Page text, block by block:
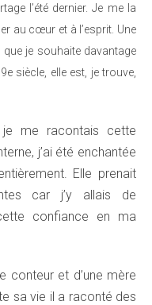
l’été dernier. Je me la
au cœur et à l’esprit. Une
je souhaite davantage
siècle, elle est, je trouve,
je me racontais cette
j’ai été enchantée
Elle prenait
car j’y allais de
confiance en ma
conteur et d’une mère
sa vie il a raconté des